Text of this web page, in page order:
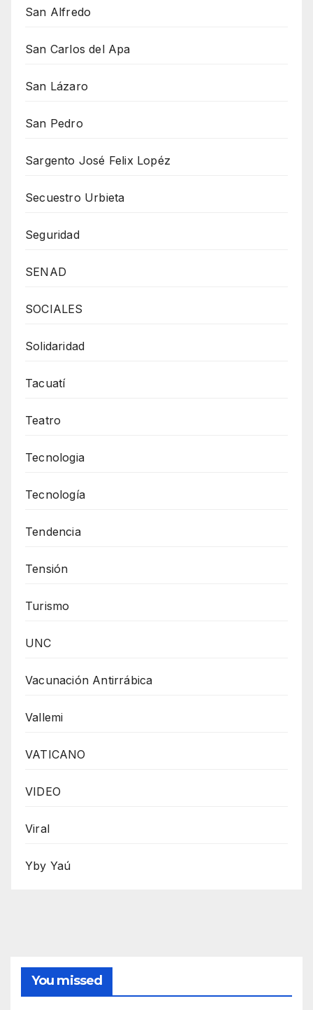
San Alfredo
San Carlos del Apa
San Lázaro
San Pedro
Sargento José Felix Lopéz
Secuestro Urbieta
Seguridad
SENAD
SOCIALES
Solidaridad
Tacuatí
Teatro
Tecnologia
Tecnología
Tendencia
Tensión
Turismo
UNC
Vacunación Antirrábica
Vallemi
VATICANO
VIDEO
Viral
Yby Yaú
You missed